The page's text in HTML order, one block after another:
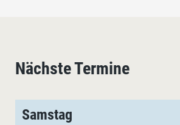
Nächste Termine
Samstag